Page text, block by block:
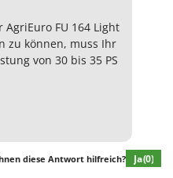
AgriEuro FU 164 Light
zu können, muss Ihr
von 30 bis 35 PS
diese Antwort hilfreich? Ja(0)